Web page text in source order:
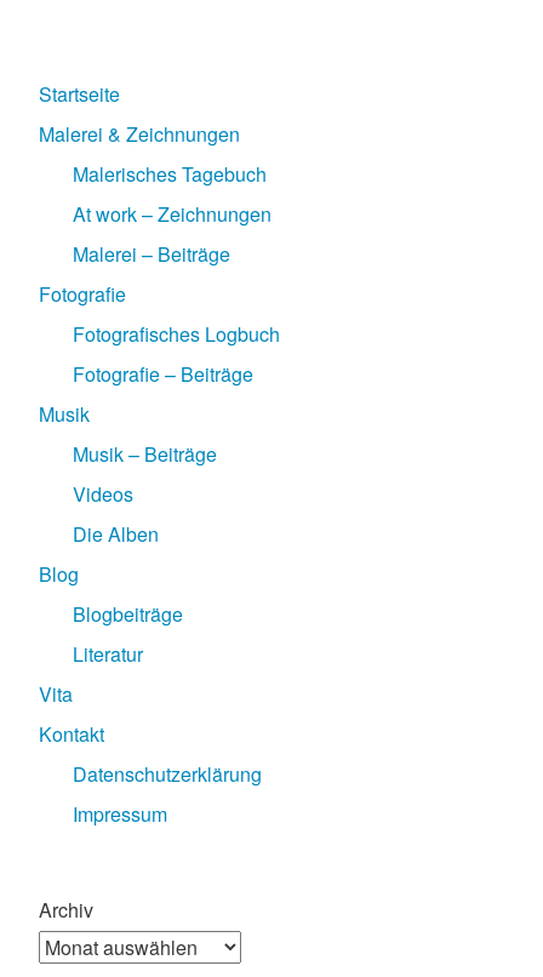
Startseite
Malerei & Zeichnungen
Malerisches Tagebuch
At work – Zeichnungen
Malerei – Beiträge
Fotografie
Fotografisches Logbuch
Fotografie – Beiträge
Musik
Musik – Beiträge
Videos
Die Alben
Blog
Blogbeiträge
Literatur
Vita
Kontakt
Datenschutzerklärung
Impressum
Archiv